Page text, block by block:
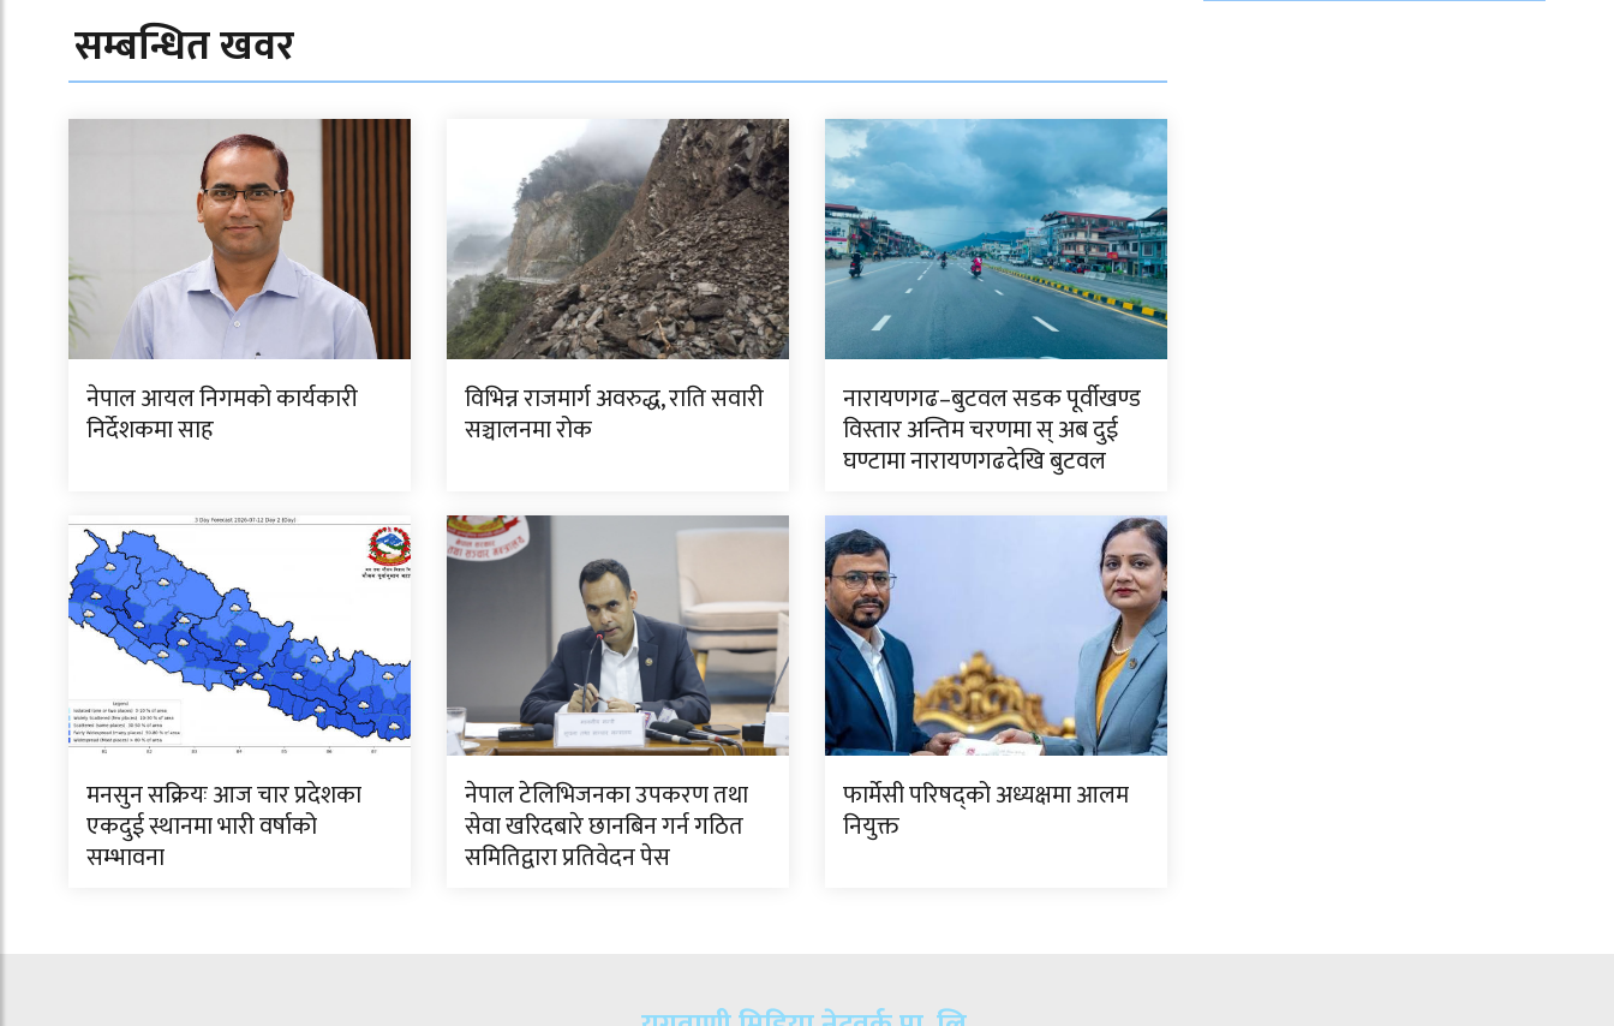
सम्बन्धित खवर
नेपाल आयल निगमको कार्यकारी
निर्देशकमा साह
विभिन्न राजमार्ग अवरुद्ध, राति सवारी
सञ्चालनमा रोक
नारायणगढ–बुटवल सडक पूर्वीखण्ड
विस्तार अन्तिम चरणमा स् अब दुई
घण्टामा नारायणगढदेखि बुटवल
मनसुन सक्रियः आज चार प्रदेशका
एकदुई स्थानमा भारी वर्षाको
सम्भावना
नेपाल टेलिभिजनका उपकरण तथा
सेवा खरिदबारे छानबिन गर्न गठित
समितिद्वारा प्रतिवेदन पेस
फार्मेसी परिषद्को अध्यक्षमा आलम
नियुक्त